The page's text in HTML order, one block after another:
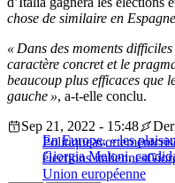
chose de similaire en
« Dans des moments
caractère concret et le
beaucoup plus efficaces que
gauche », a-t-elle conclu.
En Europe, « les
Giorgia Meloni,
Sep 21, 2022 - 15:48
Politiqueavortement
élections italiennes
Union européenne